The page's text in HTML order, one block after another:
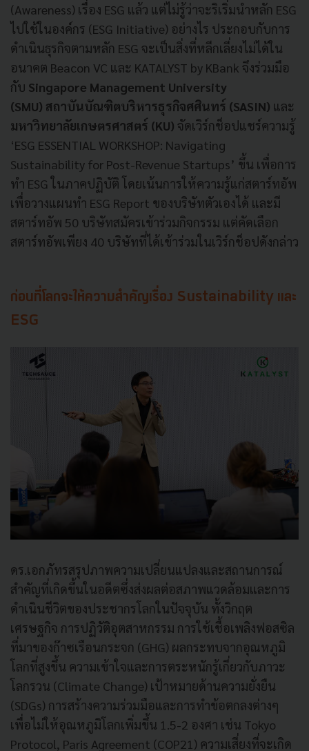
(Awareness) เรื่อง ESG แล้ว แต่ไม่รู้ว่าจะริเริ่มนำหลัก ESG
ไปใช้ในองค์กร (ESG Initiative) อย่างไร ประกอบกับการ
ดำเนินธุรกิจตามหลัก ESG จะเป็นสิ่งที่หลีกเลี่ยงไม่ได้ใน
อนาคต Beacon VC และ KATALYST by KBank จึงร่วมมือ
กับ Singapore Management University
(SMU) สถาบันบัณฑิตบริหารธุรกิจศศินทร์ (SASIN) และ
มหาวิทยาลัยเกษตรศาสตร์ (KU) จัดเวิร์กช็อปแชร์ความรู้
‘ESG ESSENTIAL WORKSHOP: Navigating
Sustainability for Post-Revenue Startups’ ขึ้น เพื่อการ
ทำ ESG ในภาคปฏิบัติ โดยเน้นการให้ความรู้แก่สตาร์ทอัพ
เพื่อวางแผนทำ ESG Report ของบริษัทตัวเองได้ และมี
สตาร์ทอัพ 50 บริษัทสมัครเข้าร่วมกิจกรรม แต่คัดเลือก
สตาร์ทอัพเพียง 40 บริษัทที่ได้เข้าร่วมในเวิร์กช็อปดังกล่าว
ก่อนที่โลกจะให้ความสำคัญเรื่อง Sustainability และ
ESG
ดร.เอกภัทรสรุปภาพความเปลี่ยนแปลงและสถานการณ์
สำคัญที่เกิดขึ้นในอดีตซึ่งส่งผลต่อสภาพแวดล้อมและการ
ดำเนินชีวิตของประชากรโลกในปัจจุบัน ทั้งวิกฤต
เศรษฐกิจ การปฏิวัติอุตสาหกรรม การใช้เชื้อเพลิงฟอสซิล
ที่มาของก๊าซเรือนกระจก (GHG) ผลกระทบจากอุณหภูมิ
โลกที่สูงขึ้น ความเข้าใจและการตระหนักรู้เกี่ยวกับภาวะ
โลกรวน (Climate Change) เป้าหมายด้านความยั่งยืน
(SDGs) การสร้างความร่วมมือและการทำข้อตกลงต่างๆ
เพื่อไม่ให้อุณหภูมิโลกเพิ่มขึ้น 1.5-2 องศา เช่น Tokyo
Protocol, Paris Agreement (COP21) ความเสี่ยงที่จะเกิด